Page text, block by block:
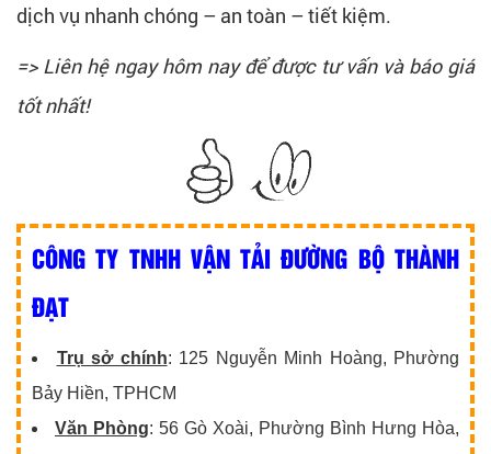
dịch vụ nhanh chóng – an toàn – tiết kiệm.
=> Liên hệ ngay hôm nay để được tư vấn và báo giá
tốt nhất!
CÔNG TY TNHH VẬN TẢI ĐƯỜNG BỘ THÀNH
ĐẠT
Trụ sở chính: 125 Nguyễn Minh Hoàng, Phường
Bảy Hiền, TPHCM
Văn Phòng: 56 Gò Xoài, Phường Bình Hưng Hòa,